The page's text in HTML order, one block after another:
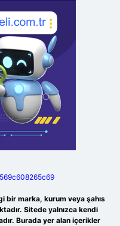
bir marka, kurum veya şahıs
Sitede yalnızca kendi
Burada yer alan içerikler